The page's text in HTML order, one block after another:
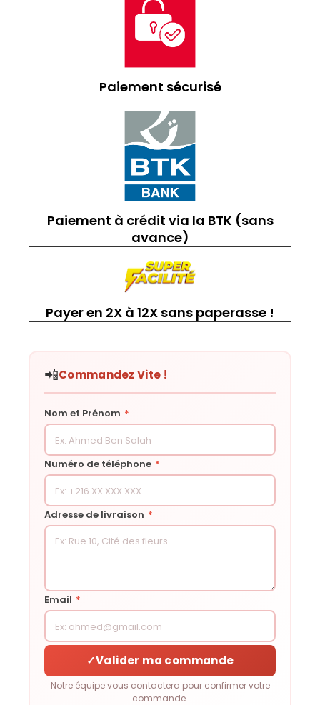
Paiement sécurisé
Paiement à crédit via la BTK (sans
avance)
Payer en 2X à 12X sans paperasse !
📲Commandez Vite !
Nom et Prénom *
Numéro de téléphone *
Adresse de livraison *
Email *
✓Valider ma commande
Notre équipe vous contactera pour confirmer votre
commande.